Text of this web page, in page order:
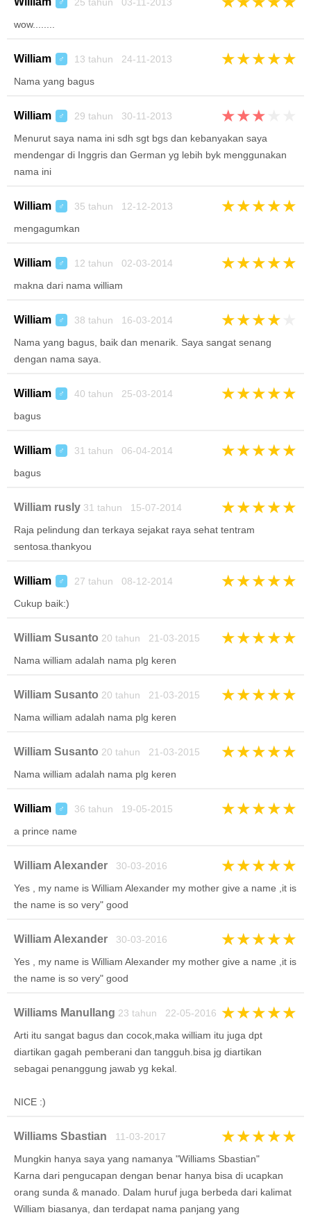
♂
wow........
William ♂ 13 tahun 24-11-2013 ★★★★★
Nama yang bagus
William ♂ 29 tahun 30-11-2013 ★★★
Menurut saya nama ini sdh sgt bgs dan kebanyakan saya
mendengar di Inggris dan German yg lebih byk menggunakan
nama ini
William ♂ 35 tahun 12-12-2013 ★★★★★
mengagumkan
William ♂ 12 tahun 02-03-2014 ★★★★★
makna dari nama william
William ♂ 38 tahun 16-03-2014 ★★★★
Nama yang bagus, baik dan menarik. Saya sangat senang
dengan nama saya.
William ♂ 40 tahun 25-03-2014 ★★★★★
bagus
William ♂ 31 tahun 06-04-2014 ★★★★★
bagus
William rusly 31 tahun 15-07-2014 ★★★★★
Raja pelindung dan terkaya sejakat raya sehat tentram
sentosa.thankyou
William ♂ 27 tahun 08-12-2014 ★★★★★
Cukup baik:)
William Susanto 20 tahun 21-03-2015 ★★★★★
Nama william adalah nama plg keren
William Susanto 20 tahun 21-03-2015 ★★★★★
Nama william adalah nama plg keren
William Susanto 20 tahun 21-03-2015 ★★★★★
Nama william adalah nama plg keren
William ♂ 36 tahun 19-05-2015 ★★★★★
a prince name
William Alexander 30-03-2016 ★★★★★
Yes , my name is William Alexander my mother give a name ,it is
the name is so very" good
William Alexander 30-03-2016 ★★★★★
Yes , my name is William Alexander my mother give a name ,it is
the name is so very" good
Williams Manullang 23 tahun 22-05-2016 ★★★★★
Arti itu sangat bagus dan cocok,maka william itu juga dpt
diartikan gagah pemberani dan tangguh.bisa jg diartikan
sebagai penanggung jawab yg kekal.
NICE :)
Williams Sbastian 11-03-2017 ★★★★★
Mungkin hanya saya yang namanya "Williams Sbastian"
Karna dari pengucapan dengan benar hanya bisa di ucapkan
orang sunda & manado. Dalam huruf juga berbeda dari kalimat
William biasanya, dan terdapat nama panjang yang